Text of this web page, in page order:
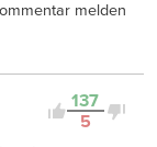
melden
137
5